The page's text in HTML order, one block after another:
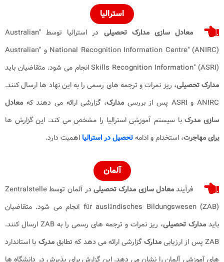
استرالیا
معادل ‌سازی مدارک تحصیلی
در استرالیا توسط "Australian
National Recognition Information Centre" (ANIRC) و "Australian
Skills Recognition Information" (ASRI) انجام می ‌شود. متقاضیان باید
مدارک تحصیلی، ریز نمرات و ترجمه‌ های رسمی را به این نهاد ها ارسال کنند.
ANIRC و ASRI پس از بررسی
مدارک، گزارشی ارائه می‌ دهند که معادل‌
سازی مدرکبا سیستم آموزشی استرالیا را مشخص می‌ کند. این گزارش‌ ها
برای مهاجرت، استخدام و ادامهتحصیل در استرالیا اهمیت دارد.
آلمان
فرآیندمعادل ‌سازی مدارک تحصیلی
در آلمان توسط Zentralstelle
für ausländisches Bildungswesen (ZAB) انجام می ‌شود. متقاضیان
باید مدارک تحصیلی
، ریز نمرات و ترجمه ‌های رسمی را به ZAB ارسال کنند.
ZAB پس از ارزیابی
مدارکگزارشی ارائه می ‌دهد که تطابقمدرک با استاندارد
های آموزشی آلمان را نشان می‌ دهد. این گزارش برای پذیرش در دانشگاه ‌ها